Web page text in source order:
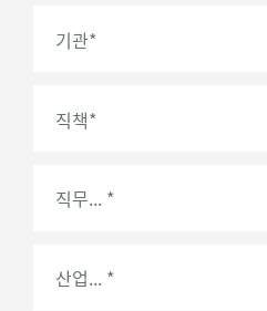
기관*
직책*